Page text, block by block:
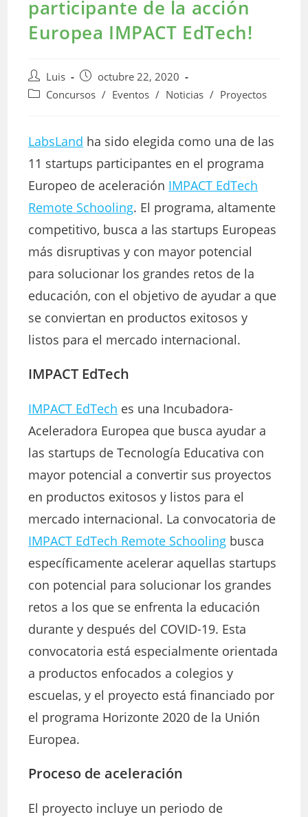
participante de la acción
Europea IMPACT EdTech!
Autor
de
Luis
Publicación
de
octubre 22, 2020
Categoría
entrada:
Concursos / Eventos / Noticias / Proyectos
LabsLand ha sido elegida como una de las
11 startups participantes en el programa
Europeo de aceleración IMPACT EdTech
Remote Schooling. El programa, altamente
competitivo, busca a las startups Europeas
más disruptivas y con mayor potencial
para solucionar los grandes retos de la
educación, con el objetivo de ayudar a que
se conviertan en productos exitosos y
listos para el mercado internacional.
IMPACT EdTech
IMPACT EdTech es una Incubadora-
Aceleradora Europea que busca ayudar a
las startups de Tecnología Educativa con
mayor potencial a convertir sus proyectos
en productos exitosos y listos para el
mercado internacional. La convocatoria de
IMPACT EdTech Remote Schooling busca
específicamente acelerar aquellas startups
con potencial para solucionar los grandes
retos a los que se enfrenta la educación
durante y después del COVID-19. Esta
convocatoria está especialmente orientada
a productos enfocados a colegios y
escuelas, y el proyecto está financiado por
el programa Horizonte 2020 de la Unión
Europea.
Proceso de aceleración
El proyecto incluye un periodo de